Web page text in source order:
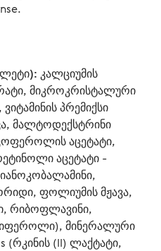
კალციუმის
მიკროკრისტალური
პრემიქსი
მალტოდექსტრინი
აცეტატი,
აცეტატი -
ფოლიუმის მჟავა,
რიბოფლავინი,
მინერალური
(რკინის (II) ლაქტატი,